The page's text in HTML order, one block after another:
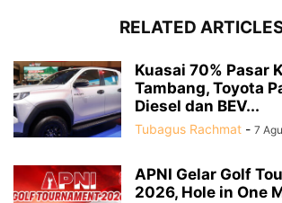
RELATED
Kuasai 70% Pasar
Tambang, Toyota
Diesel dan BEV...
Tubagus Rachmat - 7
APNI Gelar Golf
2026, Hole in One